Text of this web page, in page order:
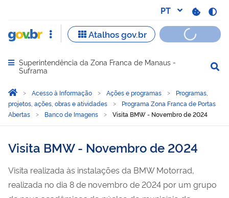
Abrir menu principal de navegação
Superintendência da Zona Franca de Manaus -
Suframa
Você está aqui:
Página Inicial
Acesso à Informação Ações e programas
Programas,
projetos, ações, obras e atividades
Programa Zona Franca de Portas
Abertas
Banco de Imagens Visita BMW - Novembro de 2024
Visita BMW - Novembro de 2024
Visita realizada às instalações da BMW Motorrad,
realizada no dia 8 de novembro de 2024 por um grupo